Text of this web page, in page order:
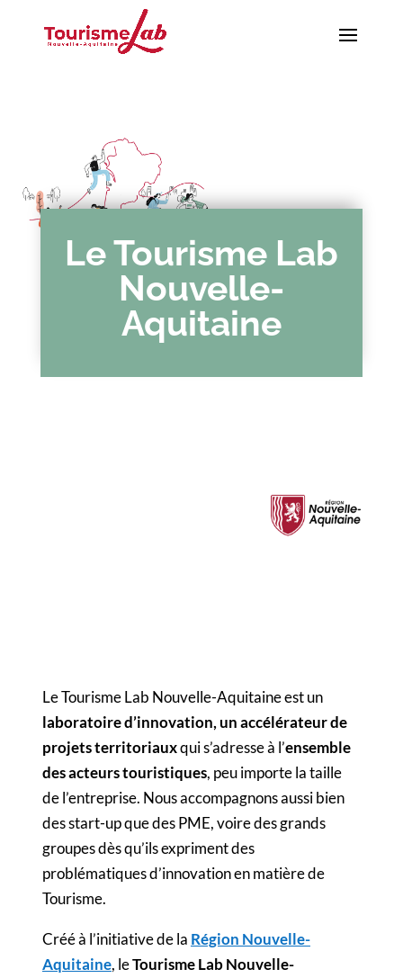
Le Tourisme Lab
Nouvelle-
Aquitaine
Le Tourisme Lab Nouvelle-Aquitaine est un
laboratoire d’innovation, un accélérateur de
projets territoriauxqui s’adresse à l’ensemble
des acteurs touristiques, peu importe la taille
de l’entreprise. Nous accompagnons aussi bien
des start-up que des PME, voire des grands
groupes dès qu’ils expriment des
problématiques d’innovation en matière de
Tourisme.
Créé à l’initiative de la Région Nouvelle-
Aquitaine, leTourisme Lab Nouvelle-